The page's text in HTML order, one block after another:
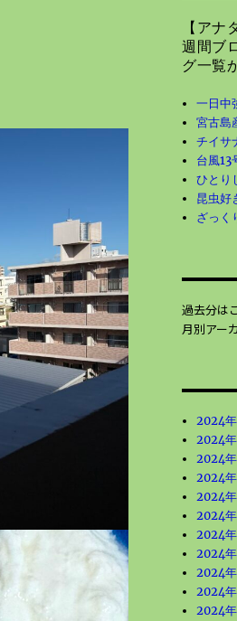
【ア
週間ブ
グ一覧
一日中
宮古島
チイサ
台風13
ひとり
昆虫好
ざっく
過去分は
月別アー
2024年
2024
2024
2024
2024
2024
2024
2024
2024
2024
2024